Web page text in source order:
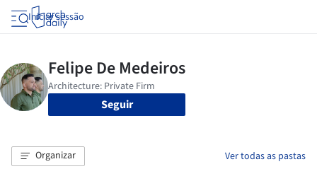
Iniciar sessão
Seguir
Organizar Ver todas as pastas